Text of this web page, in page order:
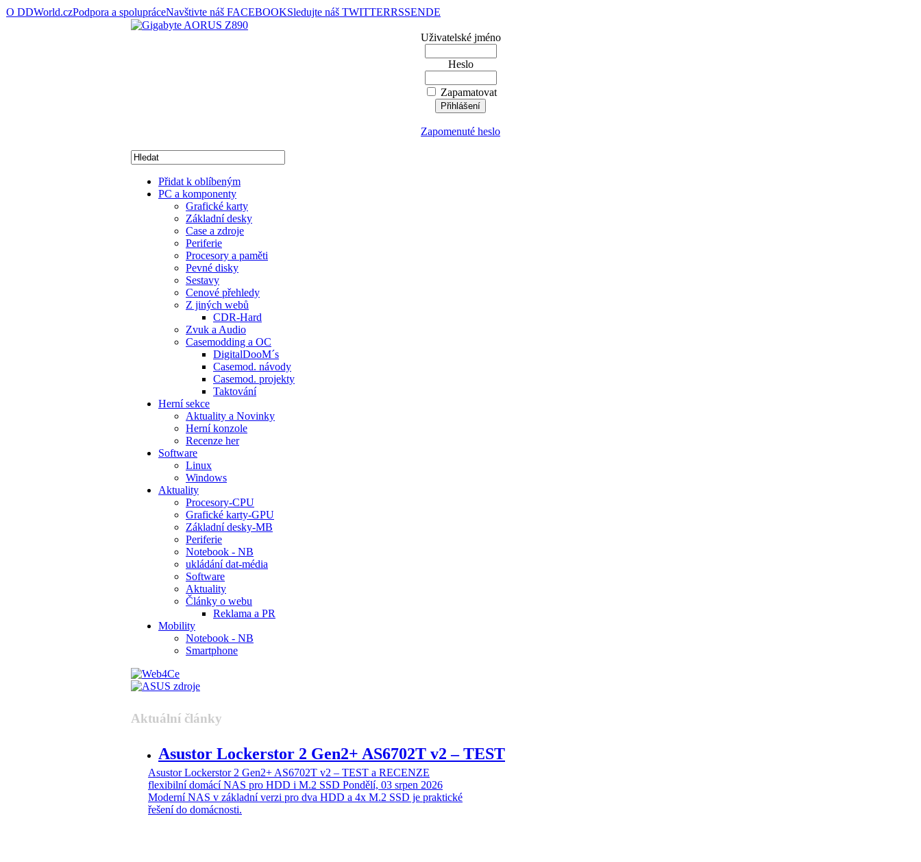
O DDWorld.czPodpora a spolupráceNavštivte náš FACEBOOKSledujte náš TWITTERRSSENDE
Uživatelské jméno
Heslo
Zapamatovat
Zapomenuté heslo
Přidat k oblíbeným
PC a komponenty
Grafické karty
Základní desky
Case a zdroje
Periferie
Procesory a paměti
Pevné disky
Sestavy
Cenové přehledy
Z jiných webů
CDR-Hard
Zvuk a Audio
Casemodding a OC
DigitalDooM´s
Casemod. návody
Casemod. projekty
Taktování
Herní sekce
Aktuality a Novinky
Herní konzole
Recenze her
Software
Linux
Windows
Aktuality
Procesory-CPU
Grafické karty-GPU
Základní desky-MB
Periferie
Notebook - NB
ukládání dat-média
Software
Aktuality
Články o webu
Reklama a PR
Mobility
Notebook - NB
Smartphone
Aktuální články
Asustor Lockerstor 2 Gen2+ AS6702T v2 – TEST
Asustor Lockerstor 2 Gen2+ AS6702T v2 – TEST a RECENZE
flexibilní domácí NAS pro HDD i M.2 SSD Pondělí, 03 srpen 2026
Moderní NAS v základní verzi pro dva HDD a 4x M.2 SSD je praktické
řešení do domácnosti.